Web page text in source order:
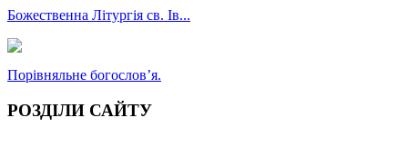
Божественна Літургія св. Ів...
Порівняльне богословʼя.
РОЗДІЛИ САЙТУ